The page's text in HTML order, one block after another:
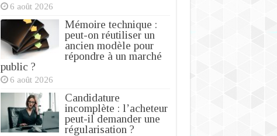
6 août 2026
Mémoire technique :
peut-on réutiliser un
ancien modèle pour
répondre à un marché
public ?
6 août 2026
Candidature
incomplète : l’acheteur
peut-il demander une
régularisation ?